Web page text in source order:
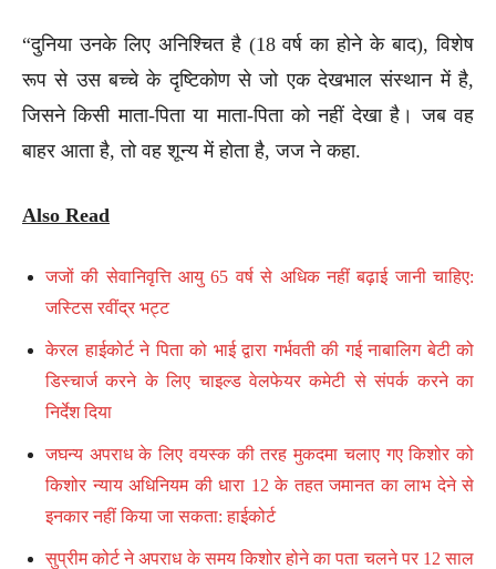
“दुनिया उनके लिए अनिश्चित है (18 वर्ष का होने के बाद), विशेष
रूप से उस बच्चे के दृष्टिकोण से जो एक देखभाल संस्थान में है,
जिसने किसी माता-पिता या माता-पिता को नहीं देखा है। जब वह
बाहर आता है, तो वह शून्य में होता है, जज ने कहा.
Also Read
जजों की सेवानिवृत्ति आयु 65 वर्ष से अधिक नहीं बढ़ाई जानी चाहिए:
जस्टिस रवींद्र भट्ट
केरल हाईकोर्ट ने पिता को भाई द्वारा गर्भवती की गई नाबालिग बेटी को
डिस्चार्ज करने के लिए चाइल्ड वेलफेयर कमेटी से संपर्क करने का
निर्देश दिया
जघन्य अपराध के लिए वयस्क की तरह मुकदमा चलाए गए किशोर को
किशोर न्याय अधिनियम की धारा 12 के तहत जमानत का लाभ देने से
इनकार नहीं किया जा सकता: हाईकोर्ट
सुप्रीम कोर्ट ने अपराध के समय किशोर होने का पता चलने पर 12 साल